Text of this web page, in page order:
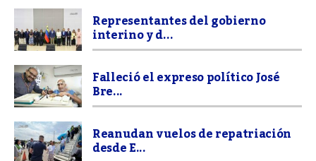
Representantes del gobierno
interino y d...
Falleció el expreso político José
Bre...
Reanudan vuelos de repatriación
desde E...